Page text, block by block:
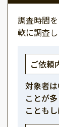
調査時間
軟に調査し
ご依頼
対象者
ことが
こともし